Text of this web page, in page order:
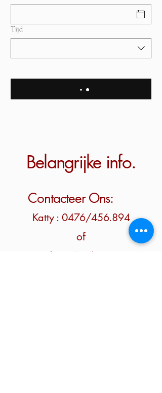
Tijd
Belangrijke info.
Contacteer Ons:
Katty : 0476/456.894
of
Franky : 0473/739.202